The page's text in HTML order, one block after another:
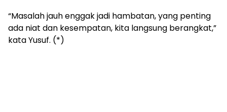
“Masalah jauh enggak jadi hambatan, yang penting
ada niat dan kesempatan, kita langsung berangkat,”
kata Yusuf. (*)